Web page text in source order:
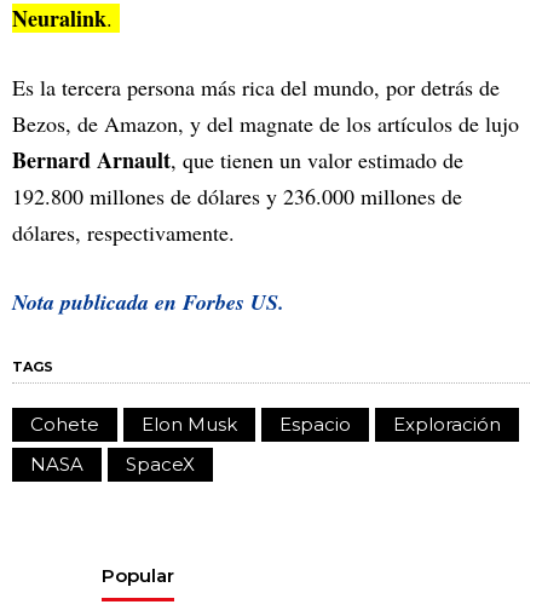
Neuralink.
Es la tercera persona más rica del mundo, por detrás de
Bezos, de Amazon, y del magnate de los artículos de lujo
Bernard Arnault, que tienen un valor estimado de
192.800 millones de dólares y 236.000 millones de
dólares, respectivamente.
Nota publicada en Forbes US.
TAGS
Cohete Elon Musk Espacio
Exploración
NASA
SpaceX
Popular